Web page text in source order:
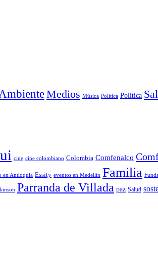
Medios Música Politica Política
cine cine colombiano Colombia Comfenalco
en Antioquia Essity eventos en Medellín Familia
Parranda de Villada paz Salud